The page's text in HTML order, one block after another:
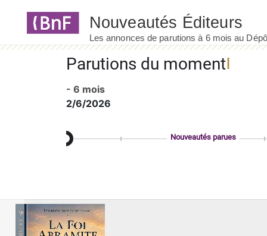
Parutions du moment
- 6 mois
2/6/2026
Nouveautés parues